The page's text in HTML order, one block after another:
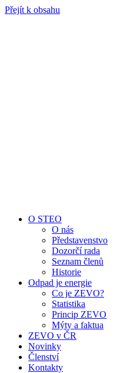
Přejít k obsahu
O STEO
O nás
Představenstvo
Dozorčí rada
Seznam členů
Historie
Odpad je energie
Co je ZEVO?
Statistika
Princip ZEVO
Mýty a faktua
ZEVO v ČR
Novinky
Členství
Kontakty